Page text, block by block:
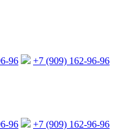
96
+7 (909) 162-96-96
96 +7 (909) 162-96-96